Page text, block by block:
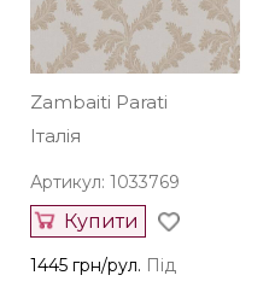
Zambaiti Parati
Італія
Артикул: 1033769
Купити
1445 грн/рул. Під